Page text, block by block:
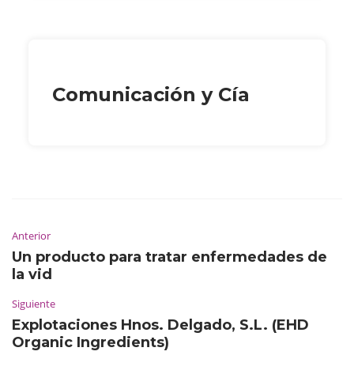
Comunicación y Cía
Anterior
Un producto para tratar enfermedades de
la vid
Siguiente
Explotaciones Hnos. Delgado, S.L. (EHD
Organic Ingredients)